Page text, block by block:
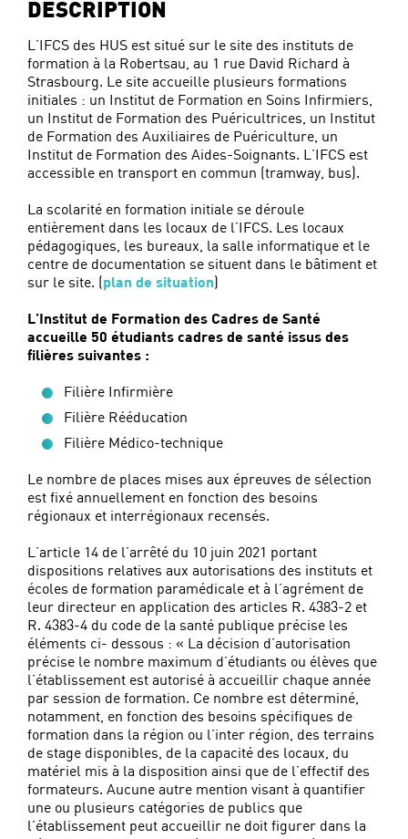
DESCRIPTION
L’IFCS des HUS est situé sur le site des instituts de
formation à la Robertsau, au 1 rue David Richard à
Strasbourg. Le site accueille plusieurs formations
initiales : un Institut de Formation en Soins Infirmiers,
un Institut de Formation des Puéricultrices, un Institut
de Formation des Auxiliaires de Puériculture, un
Institut de Formation des Aides-Soignants. L’IFCS est
accessible en transport en commun (tramway, bus).
La scolarité en formation initiale se déroule
entièrement dans les locaux de l’IFCS. Les locaux
pédagogiques, les bureaux, la salle informatique et le
centre de documentation se situent dans le bâtiment et
sur le site. (plan de situation)
L’Institut de Formation des Cadres de Santé
accueille 50 étudiants cadres de santé issus des
filières suivantes :
Filière Infirmière
Filière Rééducation
Filière Médico-technique
Le nombre de places mises aux épreuves de sélection
est fixé annuellement en fonction des besoins
régionaux et interrégionaux recensés.
L’article 14 de l’arrêté du 10 juin 2021 portant
dispositions relatives aux autorisations des instituts et
écoles de formation paramédicale et à l’agrément de
leur directeur en application des articles R. 4383‐2 et
R. 4383‐4 du code de la santé publique précise les
éléments ci‐ dessous : « La décision d’autorisation
précise le nombre maximum d’étudiants ou élèves que
l’établissement est autorisé à accueillir chaque année
par session de formation. Ce nombre est déterminé,
notamment, en fonction des besoins spécifiques de
formation dans la région ou l’inter région, des terrains
de stage disponibles, de la capacité des locaux, du
matériel mis à la disposition ainsi que de l’effectif des
formateurs. Aucune autre mention visant à quantifier
une ou plusieurs catégories de publics que
l’établissement peut accueillir ne doit figurer dans la